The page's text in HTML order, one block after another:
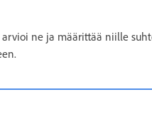
ne ja määrittää niille